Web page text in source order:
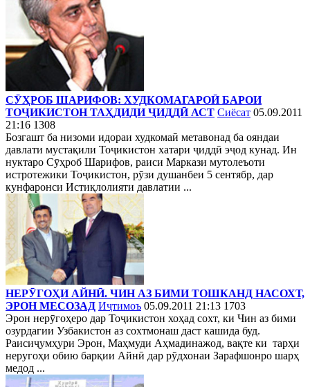
СӮҲРОБ ШАРИФОВ: ХУДКОМАГАРОӢ БАРОИ
ТОҶИКИСТОН ТАҲДИДИ ҶИДДӢ АСТ Сиёсат 05.09.2011
21:16 1308
Бозгашт ба низоми идораи худкомаӣ метавонад ба ояндаи
давлати мустақили Тоҷикистон хатари ҷиддӣ эҷод кунад. Ин
нуктаро Сӯҳроб Шарифов, раиси Маркази мутолеъоти
истротежики Тоҷикистон, рӯзи душанбеи 5 сентябр, дар
кунфаронси Истиқлолияти давлатии ...
НЕРӮГОҲИ АЙНӢ. ЧИН АЗ БИМИ ТОШКАНД НАСОХТ,
ЭРОН МЕСОЗАД Иҷтимоъ 05.09.2011 21:13 1703
Эрон нерӯгоҳеро дар Тоҷикистон хоҳад сохт, ки Чин аз бими
озурдагии Узбакистон аз сохтмонаш даст кашида буд.
Раисиҷумҳури Эрон, Маҳмуди Аҳмадинажод, вақте ки тарҳи
неругоҳи обию барқии Айнӣ дар рӯдхонаи Зарафшонро шарҳ
медод ...